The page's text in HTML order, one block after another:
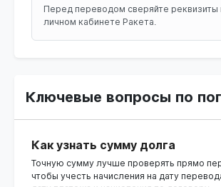
Перед переводом сверяйте реквизиты
личном кабинете Ракета.
Ключевые вопросы по
Как узнать сумму долга
Точную сумму лучше проверять прямо
чтобы учесть начисления на дату